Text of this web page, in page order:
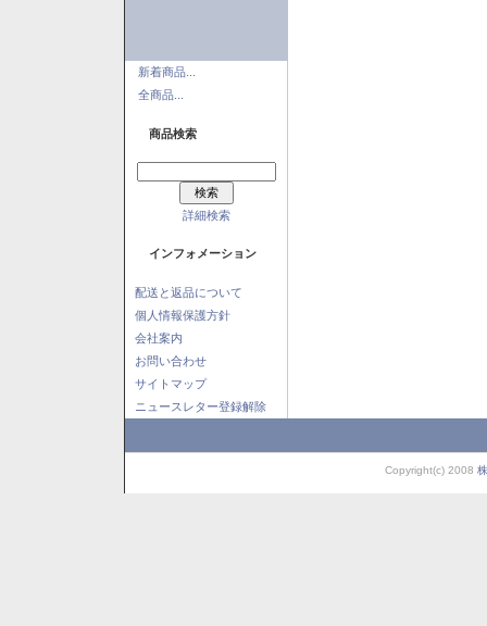
新着商品...
全商品...
商品検索
詳細検索
インフォメーション
配送と返品について
個人情報保護方針
会社案内
お問い合わせ
サイトマップ
ニュースレター登録解除
Copyright(c) 2008